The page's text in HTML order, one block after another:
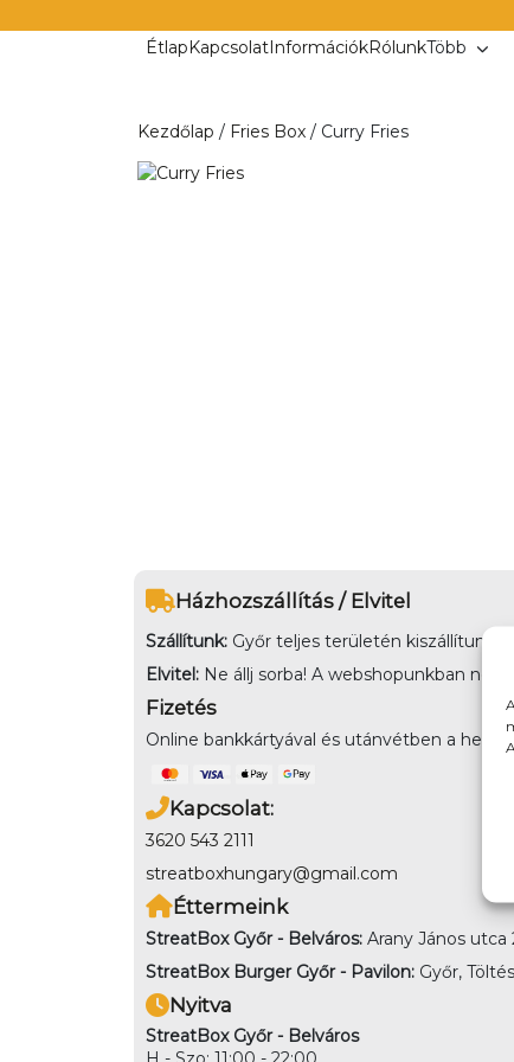
a
ÉtlapKapcsolatInformációkRólunkTöbb
Kezdőlap / Fries Box / Curry Fries
Házhozszállítás / Elvitel
Szállítunk: Győr teljes területén kiszállítunk,
Elvitel: Ne állj sorba! A webshopunkban nem
Fizetés
Online bankkártyával és utánvétben a
Kapcsolat:
3620 543 2111
streatboxhungary@gmail.com
Éttermeink
StreatBox Győr - Belváros: Arany János utca
StreatBox Burger Győr - Pavilon: Győr,
Nyitva
StreatBox Győr - Belváros